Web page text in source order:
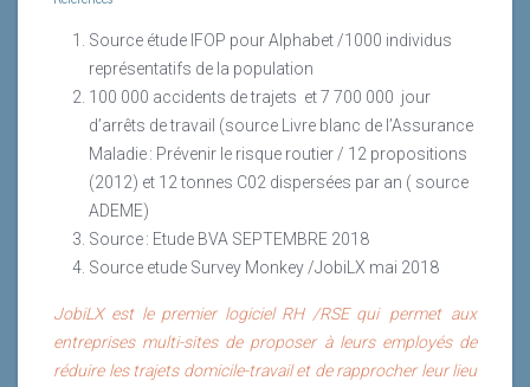
Source étude IFOP pour Alphabet /1000 individus
représentatifs de la population
100 000 accidents de trajets et 7 700 000 jour
d’arrêts de travail (source Livre blanc de l’Assurance
Maladie : Prévenir le risque routier / 12 propositions
(2012) et 12 tonnes C02 dispersées par an ( source
ADEME)
Source : Etude BVA SEPTEMBRE 2018
Source etude Survey Monkey /JobiLX mai 2018
JobiLX est le premier logiciel RH /RSE qui permet aux
entreprises multi-sites de proposer à leurs employés de
réduire les trajets domicile-travail et de rapprocher leur lieu